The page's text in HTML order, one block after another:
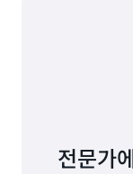
전문가